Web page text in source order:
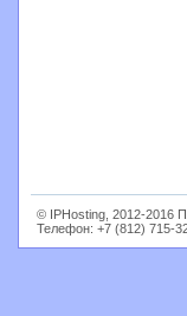
© IPHosting, 2012-2016
Телефон: +7 (812) 715-